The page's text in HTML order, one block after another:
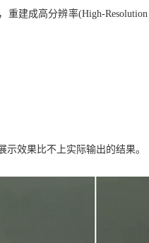
建成高分辨率(High-
效果比不上实际输出的结果。